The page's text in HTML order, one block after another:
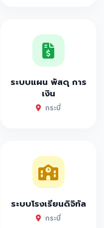
ระบบแผน พัสดุ การ
เงิน
กระบี่
ระบบโรงเรียนดิจิทัล
กระบี่